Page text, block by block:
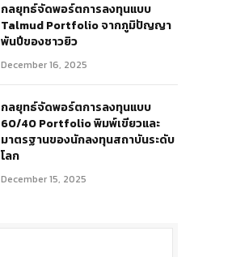
กลยุทธ์จัดพอร์ตการลงทุนแบบ
Talmud Portfolio จากภูมิปัญญา
พันปีของชาวยิว
December 16, 2025
กลยุทธ์จัดพอร์ตการลงทุนแบบ
60/40 Portfolio พิมพ์เขียวและ
มาตรฐานของนักลงทุนสถาบันระดับ
โลก
December 15, 2025